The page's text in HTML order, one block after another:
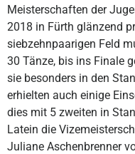
Meisterschaften der
2018 in Fürth glänzend
siebzehnpaarigen Feld
30 Tänze, bis ins Finale
sie besonders in den
erhielten auch einige
dies mit 5 zweiten in
Latein die
Juliane Aschenbrenner